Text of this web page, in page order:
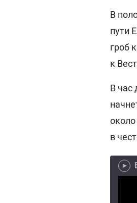
В
пути
гроб
к
В час
в